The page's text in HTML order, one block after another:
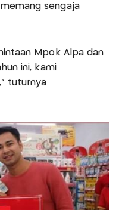
sengaja
Mpok Alpa dan
ini, kami
tuturnya